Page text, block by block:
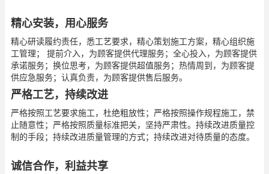
精心安装，用心服务
精心研读履约责任，悉工艺要求，精心策划施工方案，精心组织施
工管理； 提前介入，为顾客提供代理服务；全心投入，为顾客提供
承诺服务；换位思考，为顾客提供超值服务；热情周到，为顾客提
供应急服务；认真负责，为顾客提供售后服务。
严格工艺，持续改进
严格按照工艺要求施工，杜绝粗放性；严格按照操作规程施工，禁
止随意性；严格按照质量标准把关，坚持严肃性。持续改进质量控
制的手段；持续改进质量管理的方式；持续改进对待质量的态度。
诚信合作，利益共享